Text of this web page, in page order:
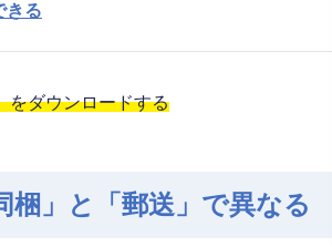
きる
をダウンロードする
梱」と「郵送」で異なる